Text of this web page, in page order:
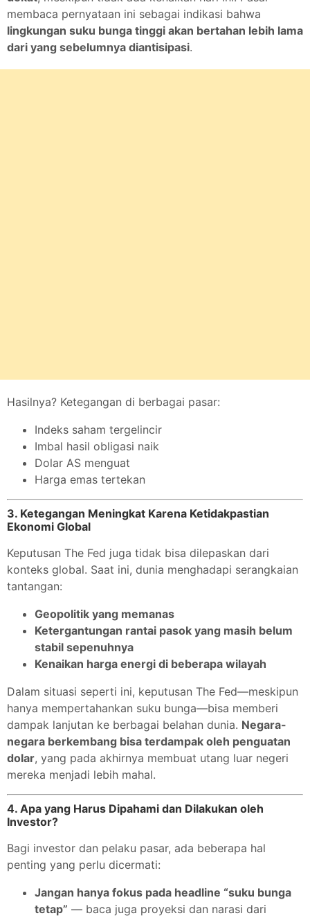
membaca pernyataan ini sebagai indikasi bahwa
lingkungan suku bunga tinggi akan bertahan lebih lama
dari yang sebelumnya diantisipasi.
Hasilnya? Ketegangan di berbagai pasar:
Indeks saham tergelincir
Imbal hasil obligasi naik
Dolar AS menguat
Harga emas tertekan
3. Ketegangan Meningkat Karena Ketidakpastian
Ekonomi Global
Keputusan The Fed juga tidak bisa dilepaskan dari
konteks global. Saat ini, dunia menghadapi serangkaian
tantangan:
Geopolitik yang memanas
Ketergantungan rantai pasok yang masih belum
stabil sepenuhnya
Kenaikan harga energi di beberapa wilayah
Dalam situasi seperti ini, keputusan The Fed—meskipun
hanya mempertahankan suku bunga—bisa memberi
dampak lanjutan ke berbagai belahan dunia. Negara-
negara berkembang bisa terdampak oleh penguatan
dolar, yang pada akhirnya membuat utang luar negeri
mereka menjadi lebih mahal.
4. Apa yang Harus Dipahami dan Dilakukan oleh
Investor?
Bagi investor dan pelaku pasar, ada beberapa hal
penting yang perlu dicermati:
Jangan hanya fokus pada headline “suku bunga
tetap” — baca juga proyeksi dan narasi dari